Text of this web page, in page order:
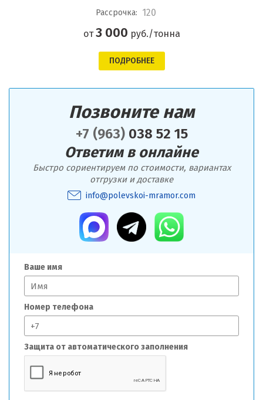
Рассрочка: 120
от3 000 руб./тонна
ПОДРОБНЕЕ
Позвоните нам
+7 (963)038 52 15
Ответим в онлайне
Быстро сориентируем по стоимости, вариантах
отгрузки и доставке
info@polevskoi-mramor.com
Ваше имя
Номер телефона
Защита от автоматического заполнения